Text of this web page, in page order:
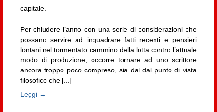
capitale.
Per chiudere l’anno con una serie di considerazioni che
possano servire ad inquadrare fatti recenti e pensieri
lontani nel tormentato cammino della lotta contro l’attuale
modo di produzione, occorre tornare ad uno scrittore
ancora troppo poco compreso, sia dal dal punto di vista
filosofico che [...]
Leggi →